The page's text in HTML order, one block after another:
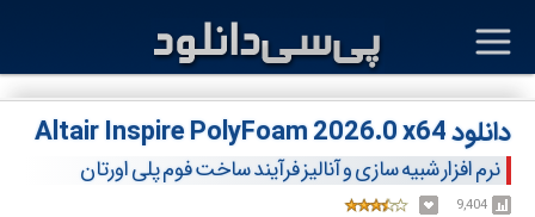
دانلود Altair Inspire PolyFoam 2026.0 x64
نرم افزار شبیه سازی و آنالیز فرآیند ساخت فوم پلی اورتان
9,404